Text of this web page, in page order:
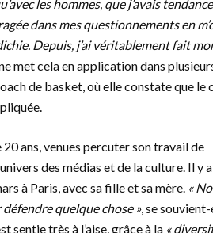
les hommes, que j’avais
dans mes questionnements en
Depuis, j’ai véritablement fait
met cela en application dans
de basket, où elle constate que le
ans, venues percuter son travail de
des médias et de la culture. Il y
à Paris, avec sa fille et sa mère. «
quelque chose », se
sentie très à l’aise, grâce à la «